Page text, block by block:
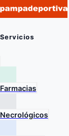
Servicios
Farmacias
Necrológicos